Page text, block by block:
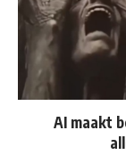
AI maakt